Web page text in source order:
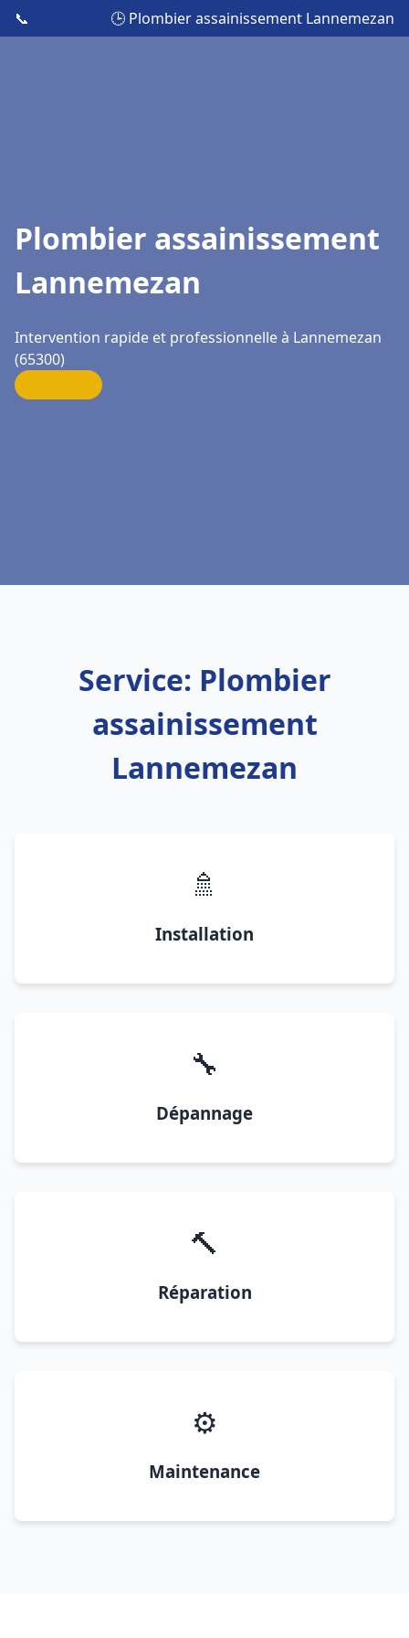
📞 🕒 Plombier assainissement Lannemezan
Plombier assainissement
Lannemezan
Intervention rapide et professionnelle à Lannemezan
(65300)
Service: Plombier
assainissement
Lannemezan
🚿
Installation
🔧
Dépannage
🔨
Réparation
⚙️
Maintenance